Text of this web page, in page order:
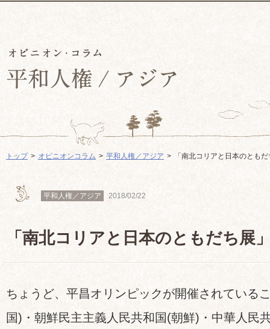
トップ オピニオンコラム 平和人権／アジア 「南北コリアと日本のとも
平和人権／アジア 2018/02/22
「南北コリアと日本のともだち展
ちょうど、平昌オリンピックが開催されている
国)・朝鮮民主主義人民共和国(朝鮮)・中華人民